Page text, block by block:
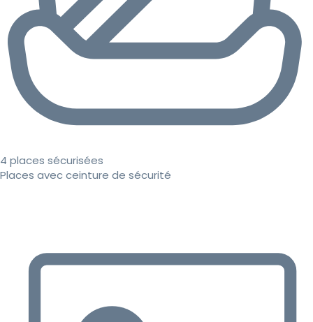
4 places sécurisées
Places avec ceinture de sécurité